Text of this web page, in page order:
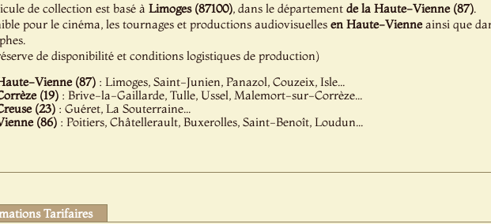
de collection est basé à Limoges (87100), dans le département de la Haute-Vienne (87).
pour le cinéma, les tournages et productions audiovisuelles en Haute-Vienneainsi que
de disponibilité et conditions logistiques de production)
Vienne (87): Limoges, Saint-Junien, Panazol, Couzeix, Isle...
(19): Brive-la-Gaillarde, Tulle, Ussel, Malemort-sur-Corrèze...
(23): Guéret, La Souterraine...
(86): Poitiers, Châtellerault, Buxerolles, Saint-Benoît, Loudun...
Tarifaires